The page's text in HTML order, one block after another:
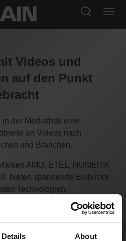
Details About
Videos und
auf den Punkt
in der Mediathek eine
an Videos nach
und Branchen.
AMO, ETEL, NUMERIK
bieten spannende Einblicke
Technologien.